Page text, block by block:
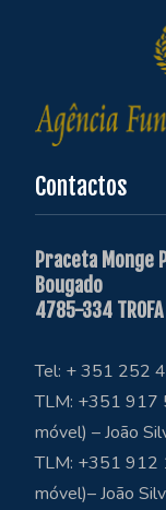
Contactos
Praceta Monge
Bougado
4785-334 TROFA
Tel: + 351 252
TLM: +351 917
móvel) – João
TLM: +351 912
móvel)– João